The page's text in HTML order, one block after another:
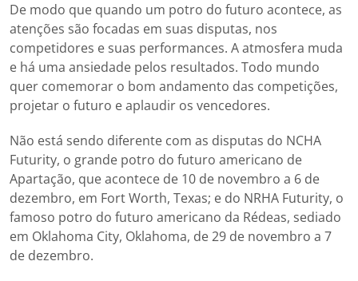
De modo que quando um potro do futuro acontece, as
atenções são focadas em suas disputas, nos
competidores e suas performances. A atmosfera muda
e há uma ansiedade pelos resultados. Todo mundo
quer comemorar o bom andamento das competições,
projetar o futuro e aplaudir os vencedores.
Não está sendo diferente com as disputas do NCHA
Futurity, o grande potro do futuro americano de
Apartação, que acontece de 10 de novembro a 6 de
dezembro, em Fort Worth, Texas; e do NRHA Futurity, o
famoso potro do futuro americano da Rédeas, sediado
em Oklahoma City, Oklahoma, de 29 de novembro a 7
de dezembro.